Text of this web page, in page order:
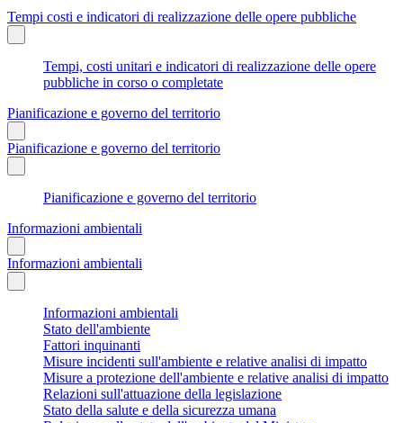
Tempi costi e indicatori di realizzazione delle opere pubbliche
Tempi, costi unitari e indicatori di realizzazione delle opere
pubbliche in corso o completate
Pianificazione e governo del territorio
Pianificazione e governo del territorio
Pianificazione e governo del territorio
Informazioni ambientali
Informazioni ambientali
Informazioni ambientali
Stato dell'ambiente
Fattori inquinanti
Misure incidenti sull'ambiente e relative analisi di impatto
Misure a protezione dell'ambiente e relative analisi di impatto
Relazioni sull'attuazione della legislazione
Stato della salute e della sicurezza umana